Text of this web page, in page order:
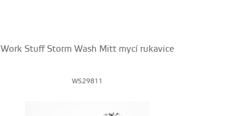
Work Stuff Storm Wash Mitt mycí rukavice
WS29811